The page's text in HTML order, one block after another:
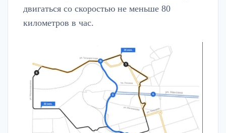
двигаться со скоростью не меньше 80
километров в час.